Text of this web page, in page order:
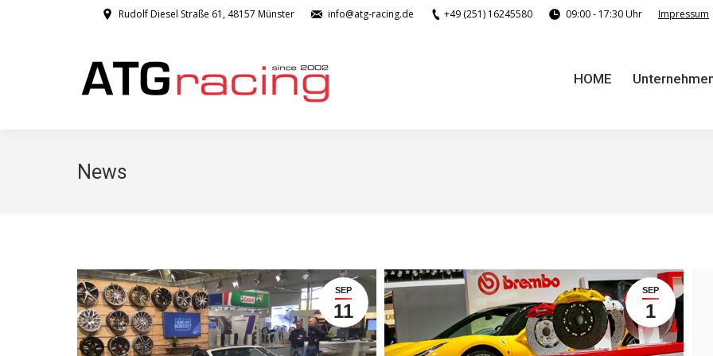
Rudolf Diesel Straße 61, 48157 Münster info@atg-racing.de +49 (251) 16245580 09:00 - 17:30 Uhr Impressum
HOME
News
SEP
11
SEP
1